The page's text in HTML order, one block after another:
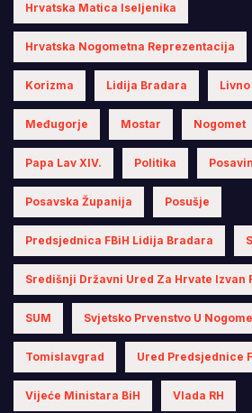
Hrvatska Matica Iseljenika
Hrvatska Nogometna Reprezentacija
Korizma Lidija Bradara Livno
Međugorje Mostar Nogomet
Papa Lav XIV. Politika
Posavska Županija Posušje
Predsjednica FBiH Lidija Bradara
Središnji Državni Ured Za Hrvate Izvan
SUM Svjetsko Prvenstvo U
Tomislavgrad Ured Predsjednice
Vijeće Ministara BiH Vlada RH